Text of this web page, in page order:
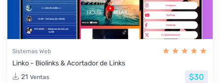
Sistemas Web
Linko - Biolinks & Acortador de Links
21 Ventas $30